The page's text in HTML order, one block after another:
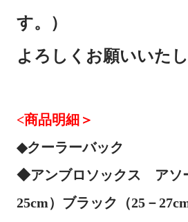
す。）
よろしくお願いいたし
<商品明細＞
◆クーラーバック
◆アンブロソックス アソ
25cm）ブラック（25－27cm